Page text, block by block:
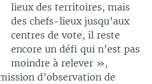
lieux des territoires, mais
des chefs-lieux jusqu’aux
centres de vote, il reste
encore un défi qui n’est pas
moindre à relever »,
d’observation de